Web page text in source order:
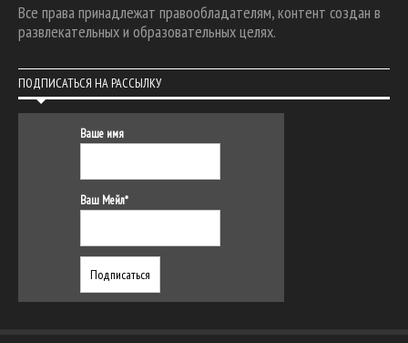
Все права принадлежат правообладателям, контент создан в
развлекательных и образовательных целях.
ПОДПИСАТЬСЯ НА РАССЫЛКУ
Ваше имя
Ваш Мейл*